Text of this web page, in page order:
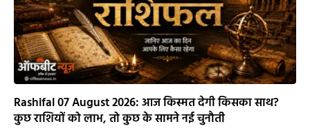
Rashifal 07 August 2026: आज किस्मत देगी किसका साथ?
कुछ राशियों को लाभ, तो कुछ के सामने नई चुनौती